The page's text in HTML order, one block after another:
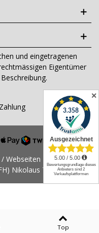
✕
und eingetragenen
Eigentümer
Webseiten Design &
Nikolaus Tams
Top